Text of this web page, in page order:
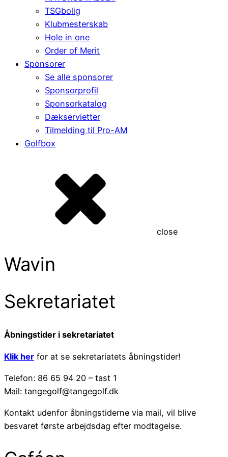
TSGbolig
Klubmesterskab
Hole in one
Order of Merit
Sponsorer
Se alle sponsorer
Sponsorprofil
Sponsorkatalog
Dækservietter
Tilmelding til Pro-AM
Golfbox
close
Wavin
Sekretariatet
Åbningstider i sekretariatet
Klik her for at se sekretariatets åbningstider!
Telefon: 86 65 94 20 – tast 1
Mail: tangegolf@tangegolf.dk
Kontakt udenfor åbningstiderne via mail, vil blive
besvaret første arbejdsdag efter modtagelse.